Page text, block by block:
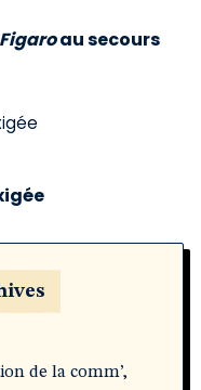
au secours
de la comm’,